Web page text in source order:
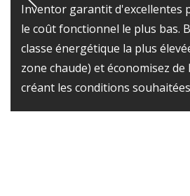
Inventor garantit d'excellentes
le coût fonctionnel le plus bas.
classe énergétique la plus
zone chaude) et économisez
créant les conditions